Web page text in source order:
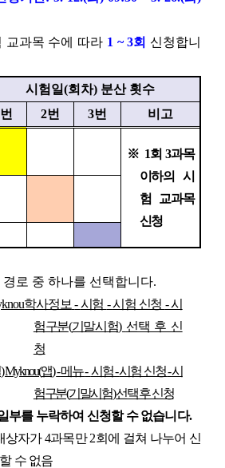
교과목 수에 따라 1 ~ 3회 신청합니
시험일(회차) 분산 횟수
번 2번 3번 비고
※ 1회3과목
이하의 시
험
교과목
신청
경로 중 하나를 선택합니다.
학사정보 -시험 -시험 신청 -시
험구분(기말시험) 선택 후 신
청
) Myknou(앱)-메뉴-시험-시험 신청-시
험구분(기말시험)선택 후 신청
부를 누락하여 신청할 수 없습니다.
상자가4과목만2회에 걸쳐 나누어 신
수 없음